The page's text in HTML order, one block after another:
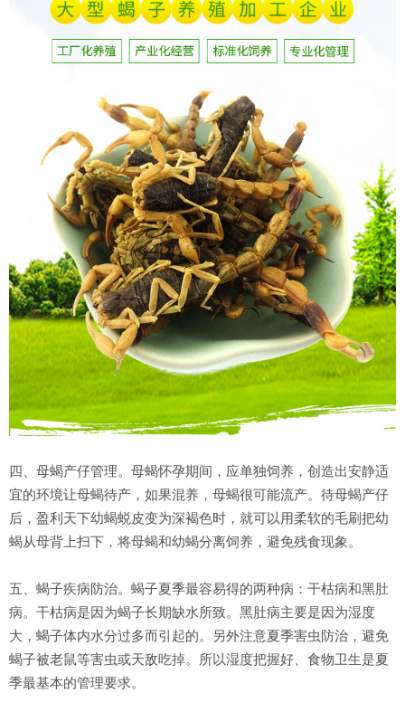
四、母蝎产仔管理。母蝎怀孕期间，应单独饲养，创造出安静适
宜的环境让母蝎待产，如果混养，母蝎很可能流产。待母蝎产仔
后，盈利天下幼蝎蜕皮变为深褐色时，就可以用柔软的毛刷把幼
蝎从母背上扫下，将母蝎和幼蝎分离饲养，避免残食现象。
五、蝎子疾病防治。蝎子夏季最容易得的两种病：干枯病和黑肚
病。干枯病是因为蝎子长期缺水所致。黑肚病主要是因为湿度
大，蝎子体内水分过多而引起的。另外注意夏季害虫防治，避免
蝎子被老鼠等害虫或天敌吃掉。所以湿度把握好、食物卫生是夏
季最基本的管理要求。